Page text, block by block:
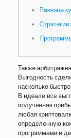
Разница
Также
Выгодность
насколько
В идеале все
полученная
любая
определенную
программами и